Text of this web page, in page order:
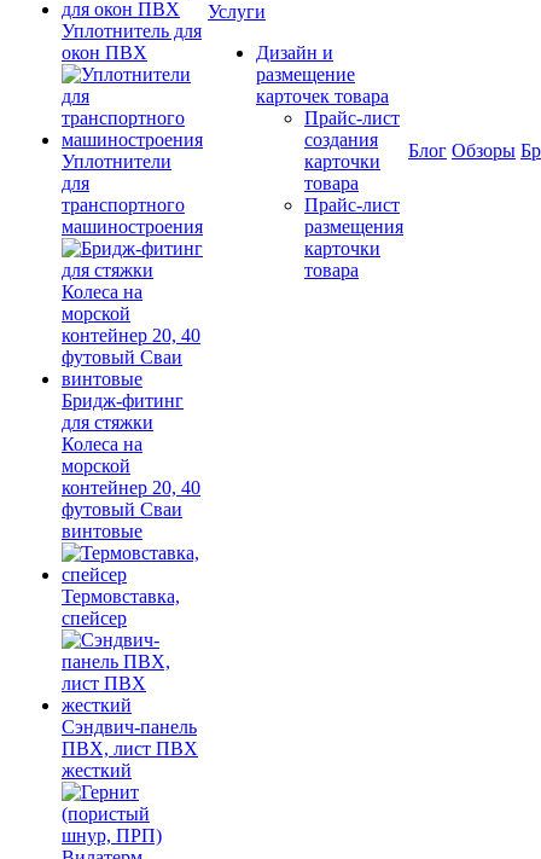
Уплотнитель для
окон ПВХ
Уплотнители
для
транспортного
машиностроения
Бридж-фитинг
для стяжки
Колеса на
морской
контейнер 20, 40
футовый Сваи
винтовые
Термовставка,
спейсер
Сэндвич-панель
ПВХ, лист ПВХ
жесткий
Услуги
Дизайн и
размещение
карточек товара
Прайс-лист
создания
карточки
товара
Прайс-лист
размещения
карточки
товара
Блог Обзоры